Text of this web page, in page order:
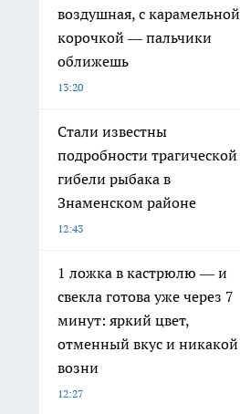
воздушная, с карамельной
корочкой — пальчики
оближешь
13:20
Стали известны
подробности трагической
гибели рыбака в
Знаменском районе
12:43
1 ложка в кастрюлю — и
свекла готова уже через 7
минут: яркий цвет,
отменный вкус и никакой
возни
12:27